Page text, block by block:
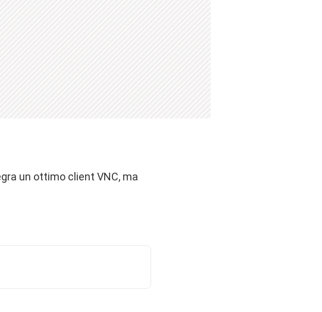
un ottimo client VNC, ma